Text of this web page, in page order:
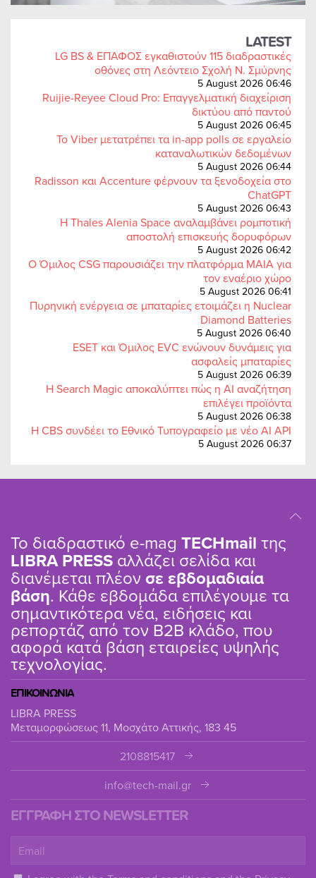
LATEST
LG BS & ΕΠΑΦΟΣ εγκαθιστούν 115 διαδραστικές
οθόνες στη Λεόντειο Σχολή Ν. Σμύρνης
5 August 2026 06:46
Ruijie-Reyee Cloud Pro: Επαγγελματική διαχείριση
δικτύου από παντού
5 August 2026 06:45
Το Viber μετατρέπει τα in-app polls σε εργαλείο
καταναλωτικών δεδομένων
5 August 2026 06:44
Radisson και Accenture φέρνουν τα ξενοδοχεία στο
ChatGPT
5 August 2026 06:43
Η Thales Alenia Space αναλαμβάνει ρομποτική
αποστολή επισκευής δορυφόρων
5 August 2026 06:42
Ο Όμιλος CSG παρουσιάζει την πλατφόρμα MAIA για
τον εναέριο χώρο
5 August 2026 06:41
Πυρηνική ενέργεια σε μπαταρίες ετοιμάζει η Nuclear
Diamond Batteries
5 August 2026 06:40
ESET και Όμιλος EVC ενώνουν δυνάμεις για
ασφαλείς μπαταρίες
5 August 2026 06:39
Η Search Magic αποκαλύπτει πώς η AI αναζήτηση
επιλέγει προϊόντα
5 August 2026 06:38
Η CBS συνδέει το Εθνικό Τυπογραφείο με νέο AI API
5 August 2026 06:37
Το διαδραστικό e-mag TΕCHmail της
LIBRA PRESS αλλάζει σελίδα και
διανέμεται πλέον σε εβδομαδιαία
βάση. Κάθε εβδομάδα επιλέγουμε τα
σημαντικότερα νέα, ειδήσεις και
ρεπορτάζ από τον B2B κλάδο, που
αφορά κατά βάση εταιρείες υψηλής
τεχνολογίας.
ΕΠΙΚΟΙΝΩΝΙΑ
LIBRA PRESS
Μεταμορφώσεως 11, Μοσχάτο Αττικής, 183 45
2108815417
info@tech-mail.gr
ΕΓΓΡΑΦΗ ΣΤΟ NEWSLETTER